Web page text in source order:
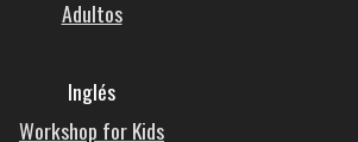
Adultos
Inglés
Workshop for Kids